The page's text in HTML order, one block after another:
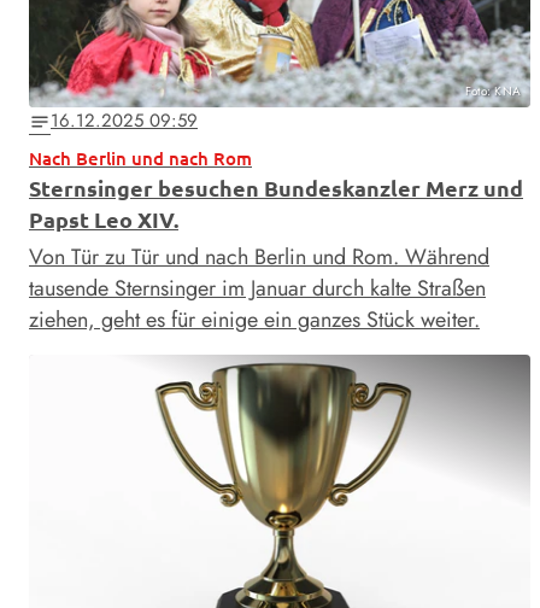
Foto: KNA
notes16.12.2025 09:59
Nach Berlin und nach Rom
Sternsinger besuchen Bundeskanzler Merz und
Papst Leo XIV.
Von Tür zu Tür und nach Berlin und Rom. Während
tausende Sternsinger im Januar durch kalte Straßen
ziehen, geht es für einige ein ganzes Stück weiter.